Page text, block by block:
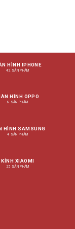
HÌNH IPHONE
42 SẢN PHẨM
HÌNH OPPO
8 SẢN PHẨM
HÌNH SAMSUNG
4 SẢN PHẨM
KÍNH XIAOMI
25 SẢN PHẨM